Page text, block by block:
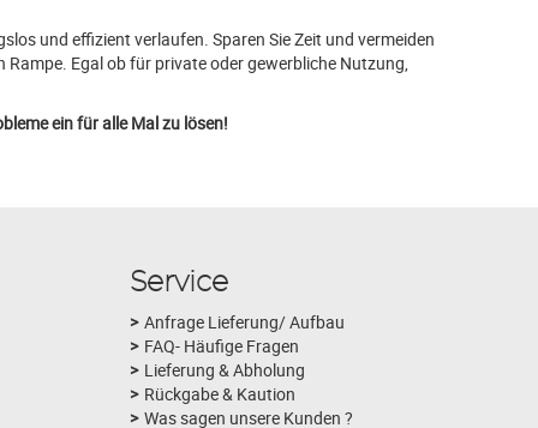
und effizient verlaufen. Sparen Sie Zeit und vermeiden
Egal ob für private oder gewerbliche Nutzung,
ein für alle Mal zu lösen!
Service
Anfrage Lieferung/ Aufbau
FAQ- Häufige Fragen
Lieferung & Abholung
Rückgabe & Kaution
Was sagen unsere Kunden ?